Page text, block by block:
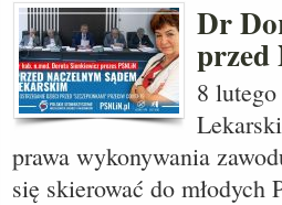
Dr
przed
8
prawa wykonywania
się skierować do